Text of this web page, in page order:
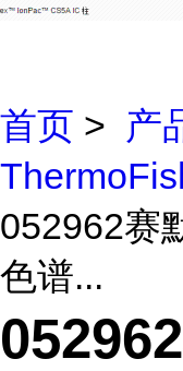
首页 > 产
052962赛
色谱...